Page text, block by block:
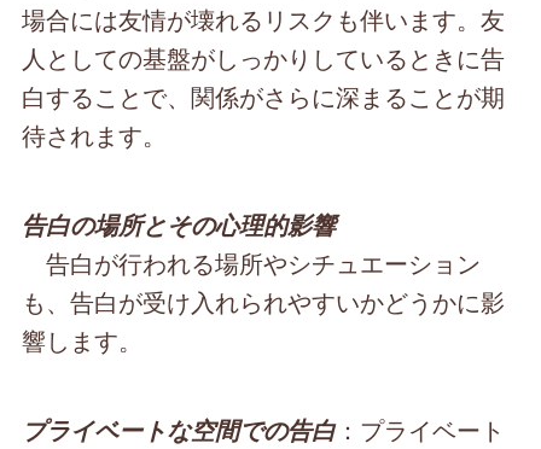
場合には友情が壊れるリスクも伴います。友
人としての基盤がしっかりしているときに告
白することで、関係がさらに深まることが期
待されます。
告白の場所とその心理的影響
告白が行われる場所やシチュエーション
も、告白が受け入れられやすいかどうかに影
響します。
プライベートな空間での告白：プライベート